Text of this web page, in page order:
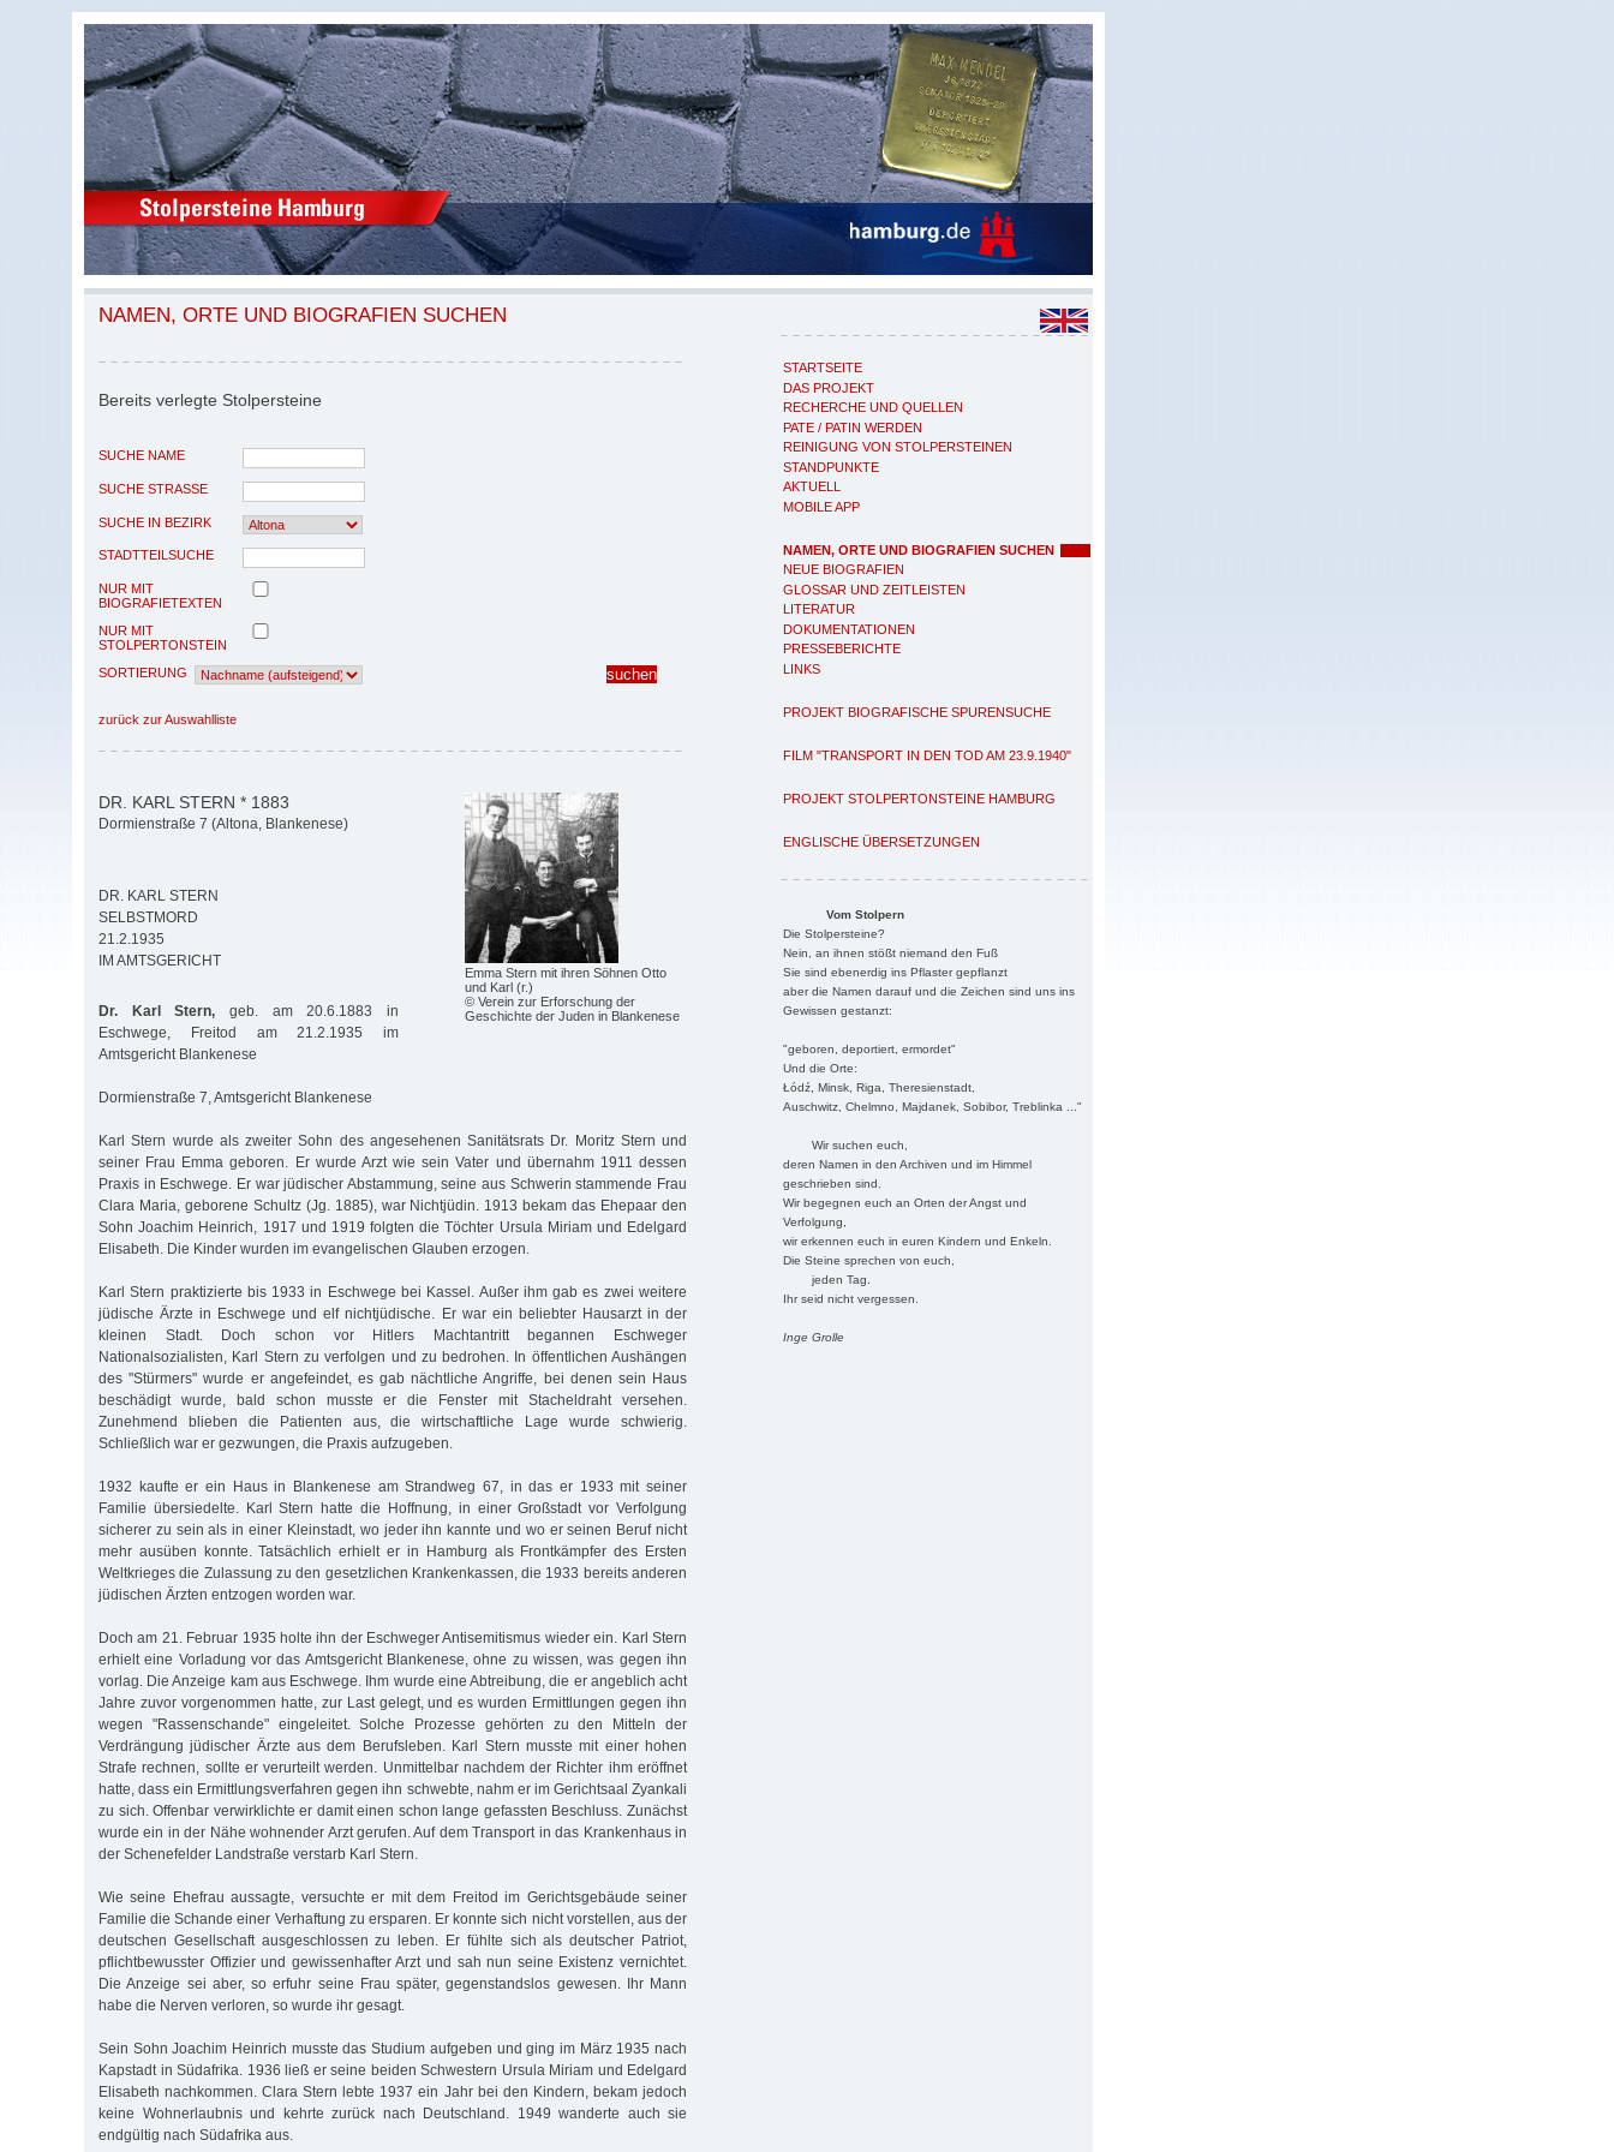
STARTSEITE
DAS PROJEKT
RECHERCHE UND QUELLEN
PATE / PATIN WERDEN
REINIGUNG VON STOLPERSTEINEN
STANDPUNKTE
AKTUELL
MOBILE APP
NAMEN, ORTE UND BIOGRAFIEN SUCHEN
NEUE BIOGRAFIEN
GLOSSAR UND ZEITLEISTEN
LITERATUR
DOKUMENTATIONEN
PRESSEBERICHTE
LINKS
PROJEKT BIOGRAFISCHE SPURENSUCHE
FILM "TRANSPORT IN DEN TOD AM 23.9.1940"
PROJEKT STOLPERTONSTEINE HAMBURG
ENGLISCHE ÜBERSETZUNGEN
Vom Stolpern
Die Stolpersteine?
Nein, an ihnen stößt niemand den Fuß
Sie sind ebenerdig ins Pflaster gepflanzt
aber die Namen darauf und die Zeichen sind uns ins
Gewissen gestanzt:
"geboren, deportiert, ermordet"
Und die Orte:
Łódź, Minsk, Riga, Theresienstadt,
Auschwitz, Chelmno, Majdanek, Sobibor, Treblinka ..."
Wir suchen euch,
deren Namen in den Archiven und im Himmel
geschrieben sind.
Wir begegnen euch an Orten der Angst und
Verfolgung,
wir erkennen euch in euren Kindern und Enkeln.
Die Steine sprechen von euch,
jeden Tag.
Ihr seid nicht vergessen.
Inge Grolle
NAMEN, ORTE UND BIOGRAFIEN SUCHEN
Bereits verlegte Stolpersteine
SUCHE NAME
SUCHE STRASSE
SUCHE IN BEZIRK
STADTTEILSUCHE
NUR MIT
BIOGRAFIETEXTEN
NUR MIT
STOLPERTONSTEIN
SORTIERUNG
zurück zur Auswahlliste
Emma Stern mit ihren Söhnen Otto
und Karl (r.)
© Verein zur Erforschung der
Geschichte der Juden in Blankenese
DR. KARL STERN * 1883
Dormienstraße 7 (Altona, Blankenese)
DR. KARL STERN
SELBSTMORD
21.2.1935
IM AMTSGERICHT
Dr. Karl Stern, geb. am 20.6.1883 in
Eschwege, Freitod am 21.2.1935 im
Amtsgericht Blankenese
Dormienstraße 7, Amtsgericht Blankenese
Karl Stern wurde als zweiter Sohn des angesehenen Sanitätsrats Dr. Moritz Stern und
seiner Frau Emma geboren. Er wurde Arzt wie sein Vater und übernahm 1911 dessen
Praxis in Eschwege. Er war jüdischer Abstammung, seine aus Schwerin stammende Frau
Clara Maria, geborene Schultz (Jg. 1885), war Nichtjüdin. 1913 bekam das Ehepaar den
Sohn Joachim Heinrich, 1917 und 1919 folgten die Töchter Ursula Miriam und Edelgard
Elisabeth. Die Kinder wurden im evangelischen Glauben erzogen.
Karl Stern praktizierte bis 1933 in Eschwege bei Kassel. Außer ihm gab es zwei weitere
jüdische Ärzte in Eschwege und elf nichtjüdische. Er war ein beliebter Hausarzt in der
kleinen Stadt. Doch schon vor Hitlers Machtantritt begannen Eschweger
Nationalsozialisten, Karl Stern zu verfolgen und zu bedrohen. In öffentlichen Aushängen
des "Stürmers" wurde er angefeindet, es gab nächtliche Angriffe, bei denen sein Haus
beschädigt wurde, bald schon musste er die Fenster mit Stacheldraht versehen.
Zunehmend blieben die Patienten aus, die wirtschaftliche Lage wurde schwierig.
Schließlich war er gezwungen, die Praxis aufzugeben.
1932 kaufte er ein Haus in Blankenese am Strandweg 67, in das er 1933 mit seiner
Familie übersiedelte. Karl Stern hatte die Hoffnung, in einer Großstadt vor Verfolgung
sicherer zu sein als in einer Kleinstadt, wo jeder ihn kannte und wo er seinen Beruf nicht
mehr ausüben konnte. Tatsächlich erhielt er in Hamburg als Frontkämpfer des Ersten
Weltkrieges die Zulassung zu den gesetzlichen Krankenkassen, die 1933 bereits anderen
jüdischen Ärzten entzogen worden war.
Doch am 21. Februar 1935 holte ihn der Eschweger Antisemitismus wieder ein. Karl Stern
erhielt eine Vorladung vor das Amtsgericht Blankenese, ohne zu wissen, was gegen ihn
vorlag. Die Anzeige kam aus Eschwege. Ihm wurde eine Abtreibung, die er angeblich acht
Jahre zuvor vorgenommen hatte, zur Last gelegt, und es wurden Ermittlungen gegen ihn
wegen "Rassenschande" eingeleitet. Solche Prozesse gehörten zu den Mitteln der
Verdrängung jüdischer Ärzte aus dem Berufsleben. Karl Stern musste mit einer hohen
Strafe rechnen, sollte er verurteilt werden. Unmittelbar nachdem der Richter ihm eröffnet
hatte, dass ein Ermittlungsverfahren gegen ihn schwebte, nahm er im Gerichtsaal Zyankali
zu sich. Offenbar verwirklichte er damit einen schon lange gefassten Beschluss. Zunächst
wurde ein in der Nähe wohnender Arzt gerufen. Auf dem Transport in das Krankenhaus in
der Schenefelder Landstraße verstarb Karl Stern.
Wie seine Ehefrau aussagte, versuchte er mit dem Freitod im Gerichtsgebäude seiner
Familie die Schande einer Verhaftung zu ersparen. Er konnte sich nicht vorstellen, aus der
deutschen Gesellschaft ausgeschlossen zu leben. Er fühlte sich als deutscher Patriot,
pflichtbewusster Offizier und gewissenhafter Arzt und sah nun seine Existenz vernichtet.
Die Anzeige sei aber, so erfuhr seine Frau später, gegenstandslos gewesen. Ihr Mann
habe die Nerven verloren, so wurde ihr gesagt.
Sein Sohn Joachim Heinrich musste das Studium aufgeben und ging im März 1935 nach
Kapstadt in Südafrika. 1936 ließ er seine beiden Schwestern Ursula Miriam und Edelgard
Elisabeth nachkommen. Clara Stern lebte 1937 ein Jahr bei den Kindern, bekam jedoch
keine Wohnerlaubnis und kehrte zurück nach Deutschland. 1949 wanderte auch sie
endgültig nach Südafrika aus.